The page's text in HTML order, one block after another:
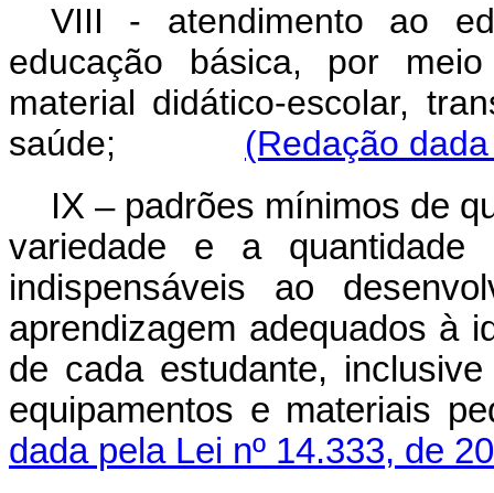
VIII - atendimento ao
educação básica, por
material didático-escolar,
saúde;
(Redação
IX – padrões mínimos de
variedade e a
indispensáveis ao
aprendizagem adequados à
de cada estudante,
equipamentos e materiais
dada pela Lei nº 14.333, de